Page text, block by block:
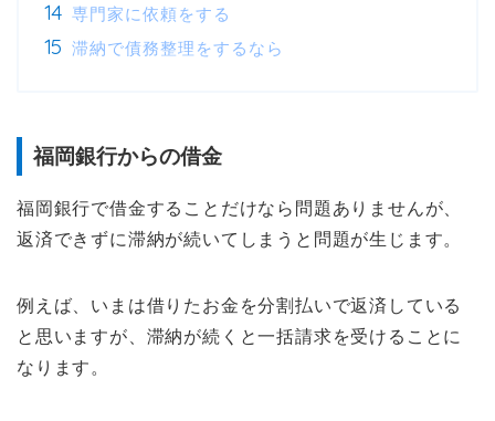
専門家に依頼をする
滞納で債務整理をするなら
福岡銀行からの借金
福岡銀行で借金することだけなら問題ありませんが、
返済できずに滞納が続いてしまうと問題が生じます。
例えば、いまは借りたお金を分割払いで返済している
と思いますが、滞納が続くと一括請求を受けることに
なります。